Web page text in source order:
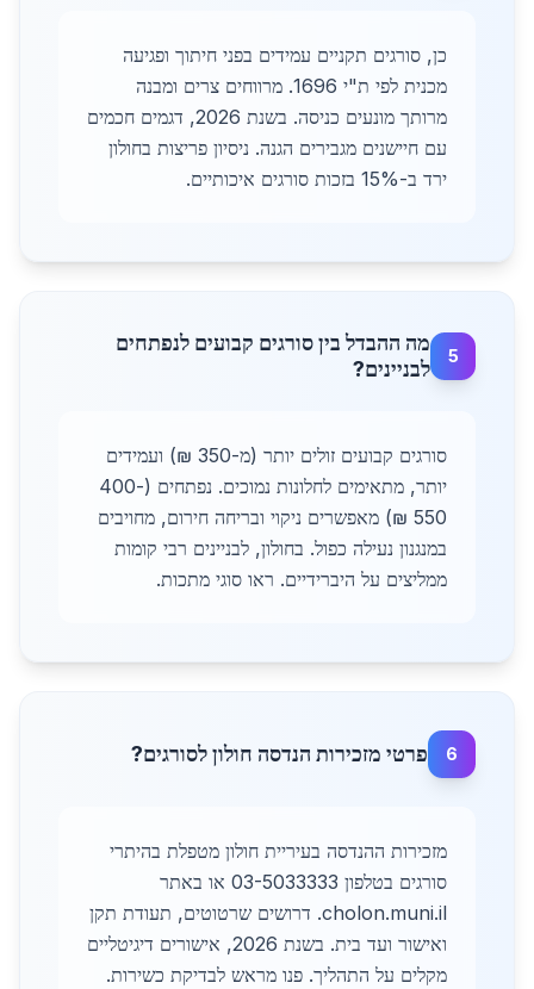
כן, סורגים תקניים עמידים בפני חיתוך ופגיעה
מכנית לפי ת"י 1696. מרווחים צרים ומבנה
מרותך מונעים כניסה. בשנת 2026, דגמים חכמים
עם חיישנים מגבירים הגנה. ניסיון פריצות בחולון
ירד ב-15% בזכות סורגים איכותיים.
5
מה ההבדל בין סורגים קבועים לנפתחים
לבניינים?
סורגים קבועים זולים יותר (מ-350 ₪) ועמידים
יותר, מתאימים לחלונות נמוכים. נפתחים (400-
550 ₪) מאפשרים ניקוי ובריחה חירום, מחויבים
במנגנון נעילה כפול. בחולון, לבניינים רבי קומות
ממליצים על היברידיים. ראו סוגי מתכות.
6 פרטי מזכירות הנדסה חולון לסורגים?
מזכירות ההנדסה בעיריית חולון מטפלת בהיתרי
סורגים בטלפון 03-5033333 או באתר
cholon.muni.il. דרושים שרטוטים, תעודת תקן
ואישור ועד בית. בשנת 2026, אישורים דיגיטליים
מקלים על התהליך. פנו מראש לבדיקת כשירות.